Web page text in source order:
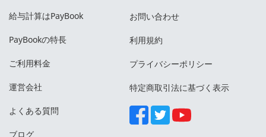
給与計算はPayBook
PayBookの特長
ご利用料金
運営会社
よくある質問
ブログ
お問い合わせ
利用規約
プライバシーポリシー
特定商取引法に基づく表示